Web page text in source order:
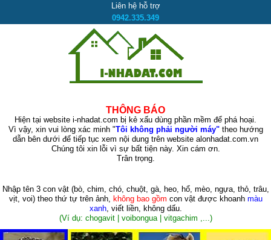
Liên hệ hỗ trợ
0942.335.349
THÔNG BÁO
Hiện tại website i-nhadat.com bị kẻ xấu dùng phần mềm để phá hoại.
Vì vậy, xin vui lòng xác minh "Tôi không phải người máy"theo hướng
dẫn bên dưới để tiếp tục xem nội dung trên website alonhadat.com.vn
Chúng tôi xin lỗi vì sự bất tiện này. Xin cám ơn.
Trân trọng.
Nhập tên 3 con vật (bò, chim, chó, chuột, gà, heo, hổ, mèo, ngựa, thỏ, trâu,
vịt, voi)theo thứ tự trên ảnh, không bao gồm con vật được khoanh màu
xanh, viết liền, không dấu.
(Ví dụ: chogavit | voibongua | vitgachim ,...)